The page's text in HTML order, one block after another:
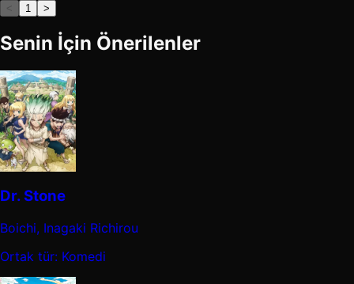
< 1 >
Senin İçin Önerilenler
Dr. Stone
Boichi, Inagaki Richirou
Ortak tür: Komedi